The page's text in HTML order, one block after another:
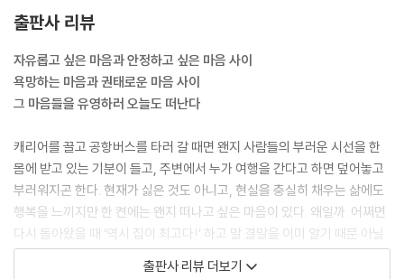
--- p.27
삶의 선택지들 사이 언제나 돈이 훼방 놓던 시절이라 여행의 낭만도 그저
요행에 불과한 사치였다.
할 수 없어서 여우의 신 포도마냥, 경험하지 못하는 것들에 대해 가치를 일
그러뜨림으로써 박탈감을 감춘 셈이다.
--- p.31
‘돈 걱정 말고 하고 싶은 거 하면서 살라’는 말은 꽤나 무책임하다. 지긋했
던 돈타령 역시 내 성장의 자양분이었으니까. 떠나지 못하니 여행이 싫었
고, 싫어한 덕분에 일탈의 대상이 됐다. 모순된 자신의 모습을 품어 가는 과
출판사 리뷰
자유롭고 싶은 마음과 안정하고 싶은 마음 사이
욕망하는 마음과 권태로운 마음 사이
그 마음들을 유영하러 오늘도 떠난다
캐리어를 끌고 공항버스를 타러 갈 때면 왠지 사람들의 부러운 시선을 한
몸에 받고 있는 기분이 들고, 주변에서 누가 여행을 간다고 하면 덮어놓고
부러워지곤 한다. 현재가 싫은 것도 아니고, 현실을 충실히 채우는 삶에도
행복을 느끼지만 한 켠에는 왠지 떠나고 싶은 마음이 있다. 왜일까. 어쩌면
다시 돌아왔을 때 ‘역시 집이 최고다!’ 하고 말 결말을 이미 알기 때문 아닐
까.
출판사 리뷰 더보기